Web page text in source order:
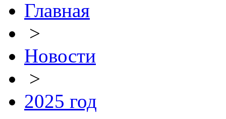
Главная
>
Новости
>
2025 год